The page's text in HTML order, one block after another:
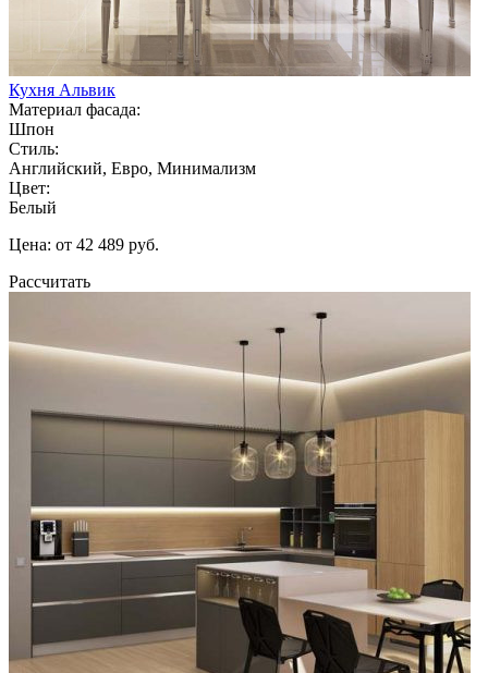
Кухня Альвик
Материал фасада:
Шпон
Стиль:
Английский, Евро, Минимализм
Цвет:
Белый
Цена: от 42 489 руб.
Рассчитать